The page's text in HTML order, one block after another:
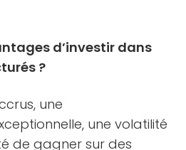
d’investir dans
?
une
une volatilité
de gagner sur des